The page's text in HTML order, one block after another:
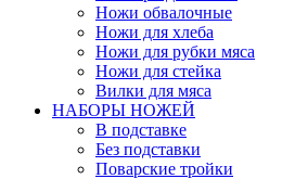
Ножи обвалочные
Ножи для хлеба
Ножи для рубки мяса
Ножи для стейка
Вилки для мяса
НАБОРЫ НОЖЕЙ
В подставке
Без подставки
Поварские тройки